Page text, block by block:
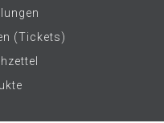
(Tickets)